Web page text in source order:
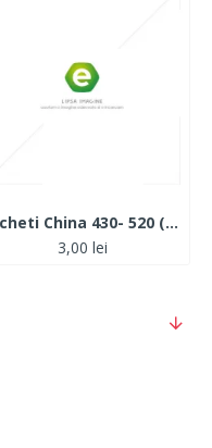
Clicheti China 430- 520 (Plastic)
3,00 lei